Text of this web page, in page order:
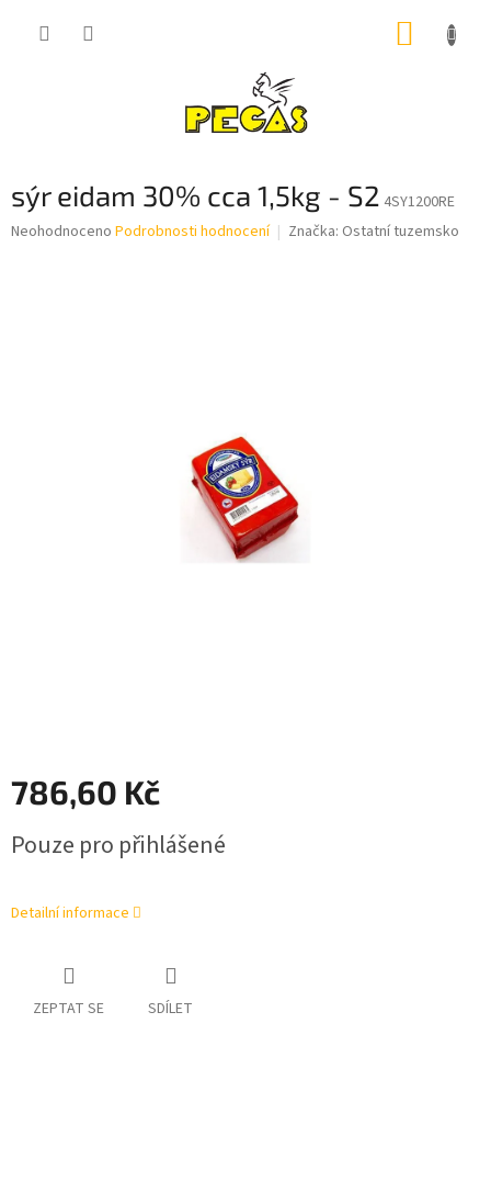
sýr eidam 30% cca 1,5kg - S2 4SY1200RE
Průměrné
Neohodnoceno Podrobnosti hodnocení Značka: Ostatní tuzemsko
786,60 Kč
cena:
Pouze pro přihlášené
Detailní informace
ZEPTAT SE SDÍLET